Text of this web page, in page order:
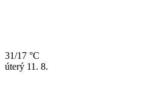
31/17 °C
úterý 11. 8.